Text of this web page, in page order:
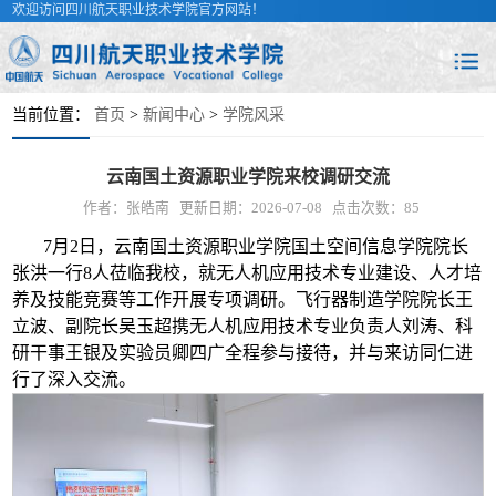
欢迎访问四川航天职业技术学院官方网站！
当前位置： 首页 >新闻中心 >学院风采
云南国土资源职业学院来校调研交流
作者：张皓南 更新日期：2026-07-08 点击次数： 85
7月2日，云南国土资源职业学院国土空间信息学院院长
张洪一行8人莅临我校，就无人机应用技术专业建设、人才培
养及技能竞赛等工作开展专项调研。飞行器制造学院院长王
立波、副院长吴玉超携无人机应用技术专业负责人刘涛、科
研干事王银及实验员卿四广全程参与接待，并与来访同仁进
行了深入交流。